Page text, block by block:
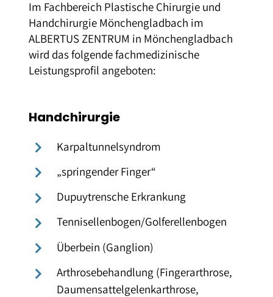
Im Fachbereich Plastische Chirurgie und
Handchirurgie Mönchengladbach im
ALBERTUS ZENTRUM in Mönchengladbach
wird das folgende fachmedizinische
Leistungsprofil angeboten:
Handchirurgie
Karpaltunnelsyndrom
„springender Finger“
Dupuytrensche Erkrankung
Tennisellenbogen/Golferellenbogen
Überbein (Ganglion)
Arthrosebehandlung (Fingerarthrose,
Daumensattelgelenkarthrose,